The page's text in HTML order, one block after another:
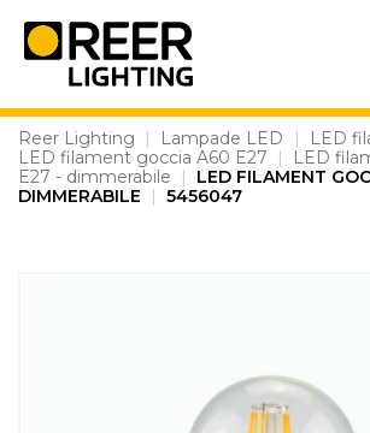
content
Reer Lighting | Lampade LED | LED
LED filament goccia A60 E27
|
LED
E27 - dimmerabile
|
LED FILAMENT
DIMMERABILE
| 5456047